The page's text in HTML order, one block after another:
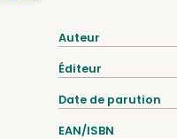
Auteur
Éditeur
Date de parution
EAN/ISBN